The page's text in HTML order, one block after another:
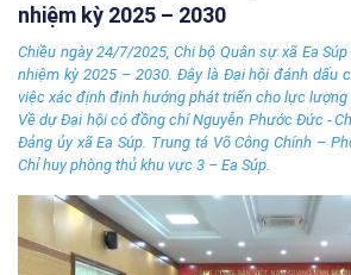
nhiệm kỳ 2025 – 2030
Chiều ngày 24/7/2025, Chi bộ Quân sự xã Ea
nhiệm kỳ 2025 – 2030. Đây là Đại hội đánh dấu
việc xác định định hướng phát triển cho lực lượng
Về dự Đại hội có đồng chí Nguyễn Phước Đức -
Đảng ủy xã Ea Súp. Trung tá Võ Công Chính –
Chỉ huy phòng thủ khu vực 3 – Ea Súp.